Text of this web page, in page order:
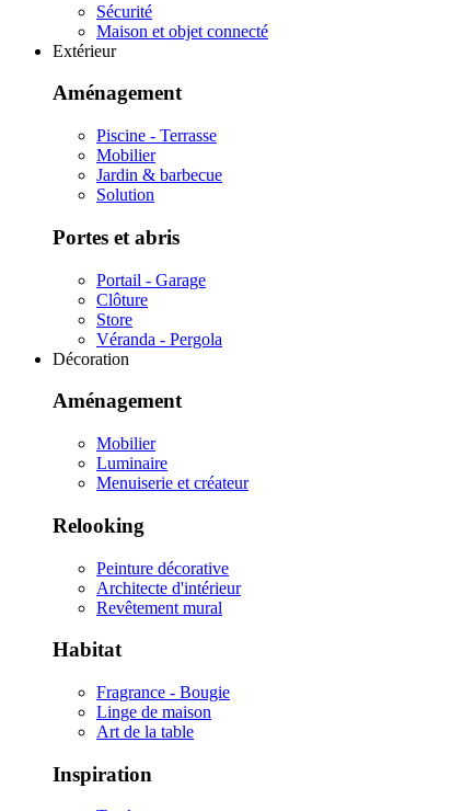
Sécurité
Maison et objet connecté
Extérieur
Aménagement
Piscine - Terrasse
Mobilier
Jardin & barbecue
Solution
Portes et abris
Portail - Garage
Clôture
Store
Véranda - Pergola
Décoration
Aménagement
Mobilier
Luminaire
Menuiserie et créateur
Relooking
Peinture décorative
Architecte d'intérieur
Revêtement mural
Habitat
Fragrance - Bougie
Linge de maison
Art de la table
Inspiration